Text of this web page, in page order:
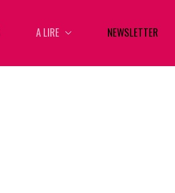
A LIRE NEWSLETTER